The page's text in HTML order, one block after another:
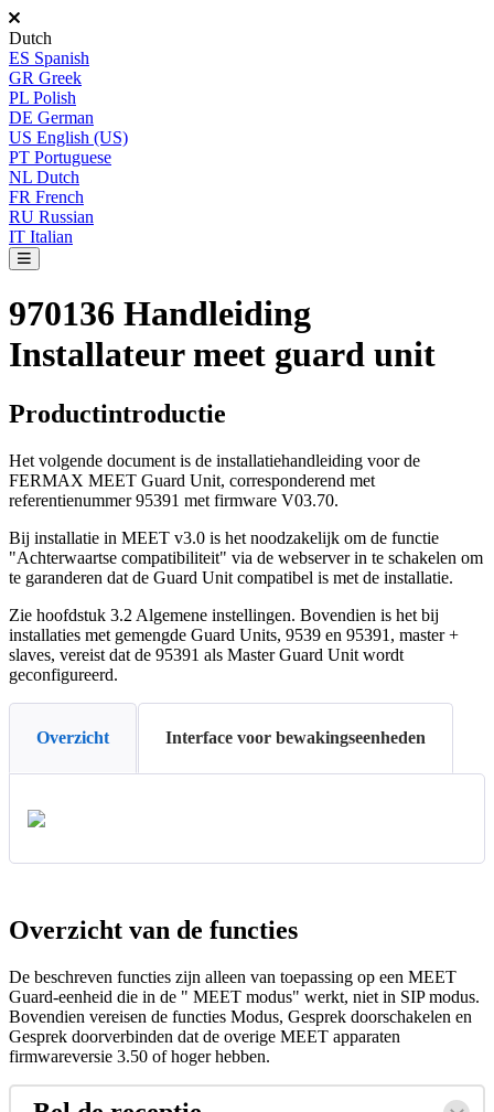
Dutch
ES Spanish
GR Greek
PL Polish
DE German
US English (US)
PT Portuguese
NL Dutch
FR French
RU Russian
IT Italian
970136 Handleiding
Installateur meet guard unit
Productintroductie
Het volgende document is de installatiehandleiding voor de
FERMAX MEET Guard Unit, corresponderend met
referentienummer 95391 met firmware V03.70.
Bij installatie in MEET v3.0 is het noodzakelijk om de functie
"Achterwaartse compatibiliteit" via de webserver in te schakelen om
te garanderen dat de Guard Unit compatibel is met de installatie.
Zie hoofdstuk 3.2 Algemene instellingen. Bovendien is het bij
installaties met gemengde Guard Units, 9539 en 95391 , master +
slaves, vereist dat de 95391 als Master Guard Unit wordt
geconfigureerd.
Overzicht Interface voor bewakingseenheden
Overzicht van de functies
De beschreven functies zijn alleen van toepassing op een MEET
Guard-eenheid die in de " MEET modus" werkt, niet in SIP modus.
Bovendien vereisen de functies Modus, Gesprek doorschakelen en
Gesprek doorverbinden dat de overige MEET apparaten
firmwareversie 3.50 of hoger hebben.